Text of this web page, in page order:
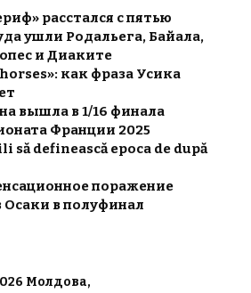
расстался с пятью
ушли Родальега, Байала,
и Диаките
как фраза Усика
вышла в 1/16 финала
Франции 2025
să definească epoca de după
поражение
в полуфинал
Молдова